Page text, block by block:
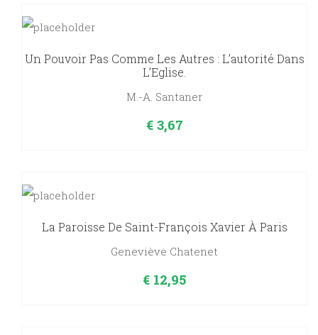
Un Pouvoir Pas Comme Les Autres : L’autorité Dans
L’Eglise.
M.-A. Santaner
€3,67
La Paroisse De Saint-François Xavier À Paris
Geneviève Chatenet
€ 12,95